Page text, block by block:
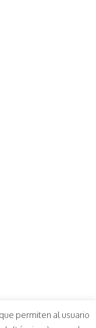
permiten al usuario